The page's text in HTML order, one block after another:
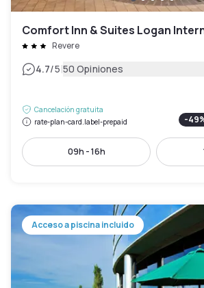
Comfort Inn & Suites Logan
Revere
4.7/5|50 Opiniones
Cancelación gratuita
rate-plan-card.label-prepaid
-49
09h - 16h
Acceso a piscina incluido